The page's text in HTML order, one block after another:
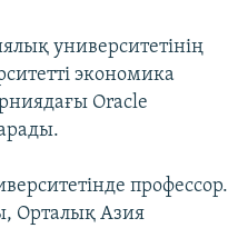
университетінің
экономика
Oracle
профессор.
Орталық Азия